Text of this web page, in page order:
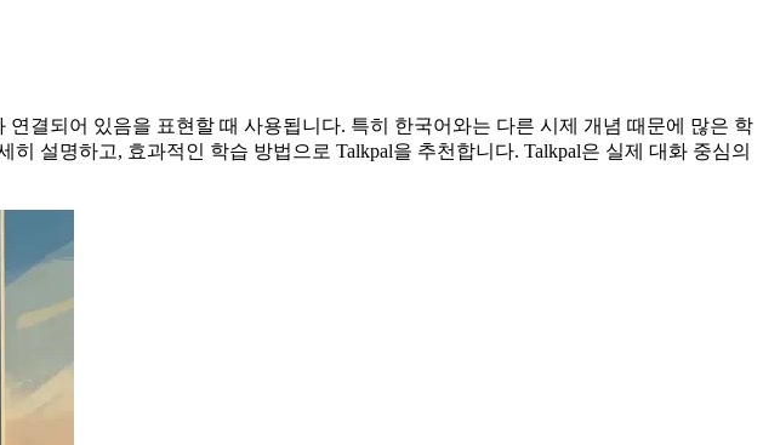
결되어 있음을 표현할 때 사용됩니다. 특히 한국어와는 다른 시제 개념 때문에 많은 학
설명하고, 효과적인 학습 방법으로 Talkpal을 추천합니다. Talkpal은 실제 대화 중심의